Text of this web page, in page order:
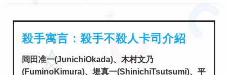
殺手寓言：殺手不殺人卡司介紹
岡田准一(JunichiOkada)、木村文乃
(FuminoKimura)、堤真一(ShinichiTsutsumi)、平